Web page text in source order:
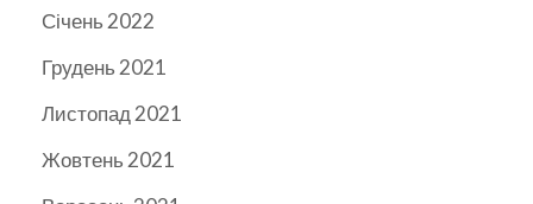
Січень 2022
Грудень 2021
Листопад 2021
Жовтень 2021